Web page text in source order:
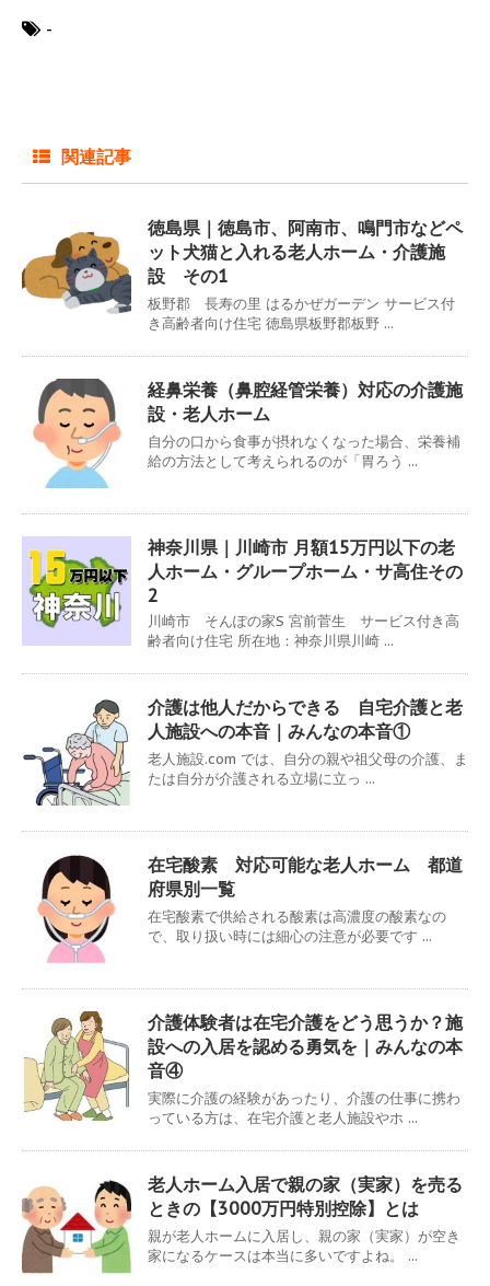
-
関連記事
徳島県｜徳島市、阿南市、鳴門市などペ
ット犬猫と入れる老人ホーム・介護施
設 その1
板野郡 長寿の里 はるかぜガーデン サービス付
き高齢者向け住宅 徳島県板野郡板野 ...
経鼻栄養（鼻腔経管栄養）対応の介護施
設・老人ホーム
自分の口から食事が摂れなくなった場合、栄養補
給の方法として考えられるのが「胃ろう ...
神奈川県｜川崎市 月額15万円以下の老
人ホーム・グループホーム・サ高住その
2
川崎市 そんぽの家S 宮前菅生 サービス付き高
齢者向け住宅 所在地：神奈川県川崎 ...
介護は他人だからできる 自宅介護と老
人施設への本音｜みんなの本音①
老人施設.com では、自分の親や祖父母の介護、ま
たは自分が介護される立場に立っ ...
在宅酸素 対応可能な老人ホーム 都道
府県別一覧
在宅酸素で供給される酸素は高濃度の酸素なの
で、取り扱い時には細心の注意が必要です ...
介護体験者は在宅介護をどう思うか？施
設への入居を認める勇気を｜みんなの本
音④
実際に介護の経験があったり、介護の仕事に携わ
っている方は、在宅介護と老人施設やホ ...
老人ホーム入居で親の家（実家）を売る
ときの【3000万円特別控除】とは
親が老人ホームに入居し、親の家（実家）が空き
家になるケースは本当に多いですよね。 ...